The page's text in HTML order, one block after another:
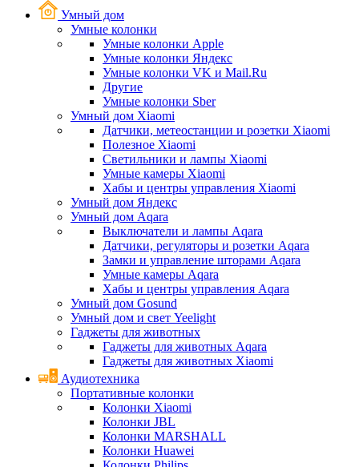
Умный дом
Умные колонки
Умные колонки Apple
Умные колонки Яндекс
Умные колонки VK и Mail.Ru
Другие
Умные колонки Sber
Умный дом Xiaomi
Датчики, метеостанции и розетки Xiaomi
Полезное Xiaomi
Светильники и лампы Xiaomi
Умные камеры Xiaomi
Хабы и центры управления Xiaomi
Умный дом Яндекс
Умный дом Aqara
Выключатели и лампы Aqara
Датчики, регуляторы и розетки Aqara
Замки и управление шторами Aqara
Умные камеры Aqara
Хабы и центры управления Aqara
Умный дом Gosund
Умный дом и свет Yeelight
Гаджеты для животных
Гаджеты для животных Aqara
Гаджеты для животных Xiaomi
Аудиотехника
Портативные колонки
Колонки Xiaomi
Колонки JBL
Колонки MARSHALL
Колонки Huawei